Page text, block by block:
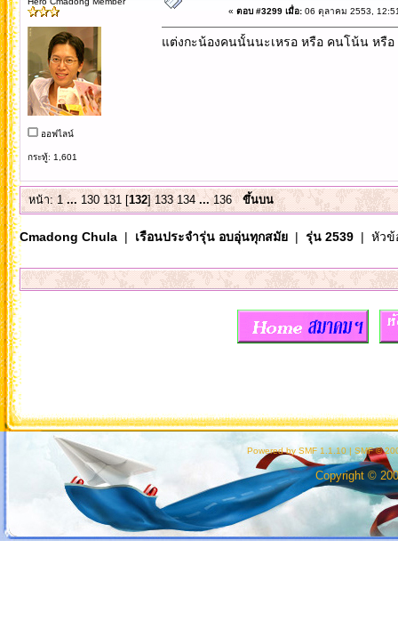
ออฟไลน์
กระทู้: 1,601
« ตอบ #3299 เมื่อ:06 ตุลาคม 2553,
แต่งกะน้องคนนั้นนะเหรอ หรือ คนโน้น หรื
หน้า:1 ... 130 131 [132]133 134 ...136 ขึ้นบน
Cmadong Chula| เรือนประจำรุ่น อบอุ่นทุกสมัย| รุ่น 2539| หัวข้
Powered by SMF 1.1.10 | SMF ©
Copyright ©